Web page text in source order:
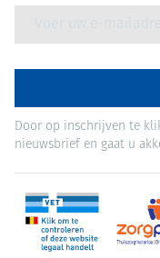
Door op inschrijven te
nieuwsbrief en gaat u